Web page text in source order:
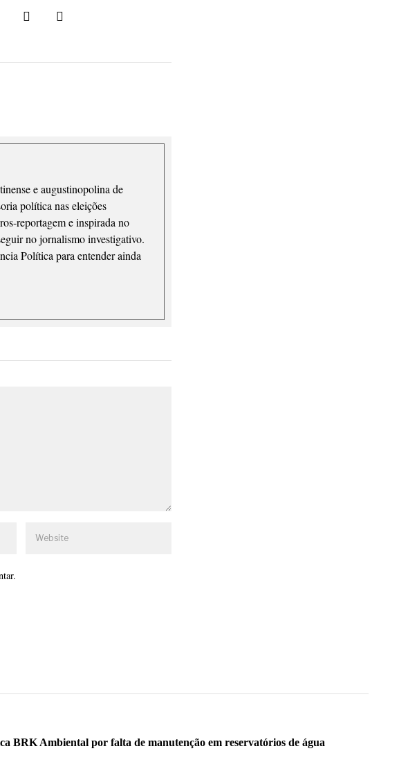
e augustinopolina de
política nas eleições
reportagem e inspirada no
no jornalismo investigativo.
Política para entender ainda
BRK Ambiental por falta de manutenção em reservatórios de água